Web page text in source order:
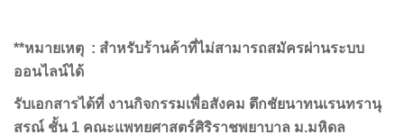
**หมายเหตุ : สำหรับร้านค้าที่ไม่สามารถสมัครผ่านระบบ
ออนไลน์ได้
รับเอกสารได้ที่ งานกิจกรรมเพื่อสังคม ตึกชัยนาทนเรนทรานุ
สรณ์ ชั้น1 คณะแพทยศาสตร์ศิริราชพยาบาล ม.มหิดล